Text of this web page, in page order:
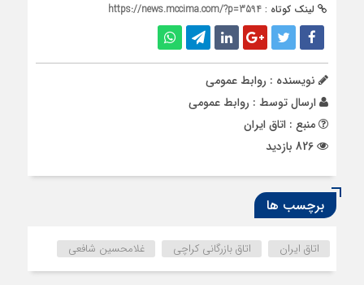
لینک کوتاه : https://news.mccima.com/?p=3594
نویسنده : روابط عمومی
ارسال توسط : روابط عمومی
منبع : اتاق ایران
برچسب ها
اتاق ایران اتاق بازرگانی کراچی غلامحسین شافعی